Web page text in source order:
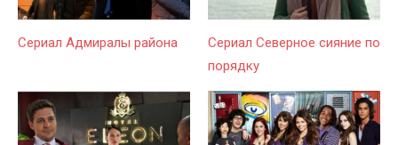
Сериал Адмиралы района
Сериал Северное сияние по
порядку